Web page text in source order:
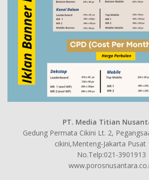
PT. Media Titian
Gedung Permata Cikini Lt. 2,
cikini,Menteng-Jakarta Pusat
No.Telp:021-3901913